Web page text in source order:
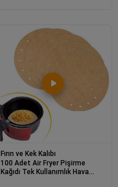
Fırın ve Kek Kalıbı
100 Adet Air Fryer Pişirme
Kağıdı Tek Kullanımlık Hava